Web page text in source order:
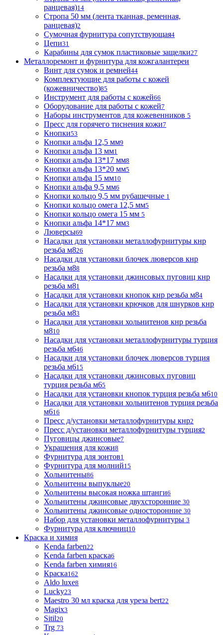
ранцевая)14
Стропа 50 мм (лента тканная, ременная,
ранцевая)2
Сумочная фурнитура сопутствующая4
Цепи31
Карабины для сумок пластиковые защелки27
Металлоремонт и фурнитура для кожгалантереи
Винт для сумок и ремней44
Комплектующие для работы с кожей
(кожевничество)85
Инструмент для работы с кожей66
Оборудование для работы с кожей7
Наборы инструментов для кожевенников 5
Пресс для горячего тиснения кожи7
Кнопки53
Кнопки альфа 12,5 мм9
Кнопки альфа 13 мм1
Кнопки альфа 13*17 мм8
Кнопки альфа 13*20 мм5
Кнопки альфа 15 мм10
Кнопки альфа 9,5 мм6
Кнопки кольцо 9,5 мм рубашечные 1
Кнопки кольцо омега 12,5 мм5
Кнопки кольцо омега 15 мм 5
Кнопки альфа 14*17 мм3
Люверсы69
Насадки для установки металлофурнитуры кнр
резьба м826
Насадки для установки блочек люверсов кнр
резьба м88
Насадки для установки джинсовых пуговиц кнр
резьба м81
Насадки для установки кнопок кнр резьба м84
Насадки для установки крючков для шнурков кнр
резьба м83
Насадки для установки хольнитенов кнр резьба
м810
Насадки для установки металлофурнитуры турция
резьба м646
Насадки для установки блочек люверсов турция
резьба м615
Насадки для установки джинсовых пуговиц
турция резьба м65
Насадки для установки кнопок турция резьба м610
Насадки для установки хольнитенов турция резьба
м616
Пресс д/установки металлофурнитуры кнр2
Пресс д/установки металлофурнитуры турция2
Пуговицы джинсовые7
Украшения для кожи8
Фурнитура для зонтов1
Фурнитура для молний15
Хольнитены86
Хольнитены выпуклые20
Хольнитены высокая ножка штанги6
Хольнитены джинсовые двухсторонние 30
Хольнитены джинсовые односторонние 30
Набор для установки металлофурнитуры 3
Фурнитура для ключниц10
Краска и химия
Kenda farben22
Kenda farben краска6
Kenda farben химия16
Краска162
Aldo luxe8
Lucky23
Maestro 30 мл краска для уреза bert22
Magix3
Sitil20
Trg 73